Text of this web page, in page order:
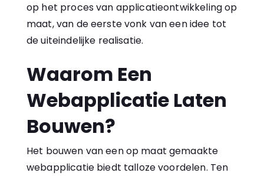
op het proces van applicatieontwikkeling op
maat, van de eerste vonk van een idee tot
de uiteindelijke realisatie.
Waarom Een
Webapplicatie Laten
Bouwen?
Het bouwen van een op maat gemaakte
webapplicatie biedt talloze voordelen. Ten